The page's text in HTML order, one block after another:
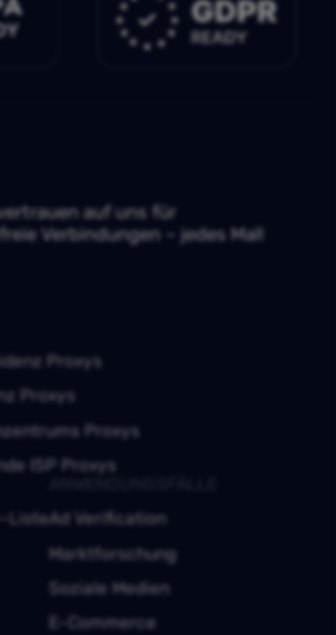
auf uns für
Verbindungen – jedes Mal!
Proxys
Proxys
Proxys
ISP Proxys
ListeAd Verification
Marktforschung
Soziale Medien
E-Commerce